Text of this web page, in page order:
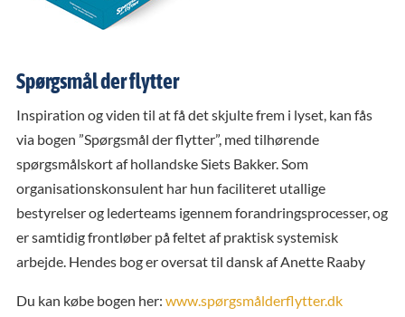
Spørgsmål der flytter
Inspiration og viden til at få det skjulte frem i lyset, kan fås
via bogen ”Spørgsmål der flytter”, med tilhørende
spørgsmålskort af hollandske Siets Bakker. Som
organisationskonsulent har hun faciliteret utallige
bestyrelser og lederteams igennem forandringsprocesser, og
er samtidig frontløber på feltet af praktisk systemisk
arbejde. Hendes bog er oversat til dansk af Anette Raaby
Du kan købe bogen her: www.spørgsmålderflytter.dk